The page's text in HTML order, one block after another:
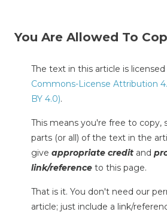
You Are Allowed To
The text in this article is
Commons-License Attribution
BY 4.0).
This means you're free to copy,
parts (or all) of the text in the
give appropriate credit and
link/reference to this page.
That is it. You don't need our
article; just include a link/